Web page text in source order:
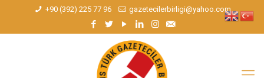
+90 (392) 225 77 96 gazetecilerbirligi@yahoo.com